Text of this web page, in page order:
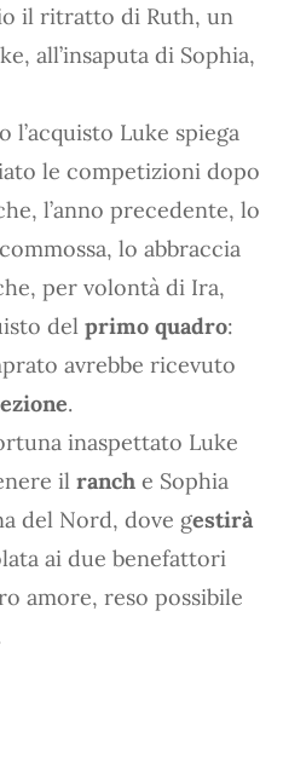
il ritratto di Ruth, un
all’insaputa di Sophia,
Luke spiega
le competizioni dopo
l’anno precedente, lo
lo abbraccia
per volontà di Ira,
del primo quadro:
avrebbe ricevuto
.
inaspettato Luke
il ranch e Sophia
del Nord, dove gestirà
ai due benefattori
amore, reso possibile